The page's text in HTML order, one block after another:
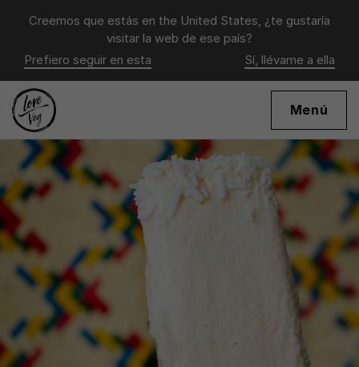
Creemos que estás en the United States, ¿te gustaría
visitar la web de ese país?
Prefiero seguir en esta
Sí, llévame a ella
Menú